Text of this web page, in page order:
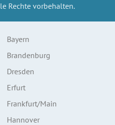
Rechte vorbehalten.
Bayern
Brandenburg
Dresden
Erfurt
Frankfurt/Main
Hannover